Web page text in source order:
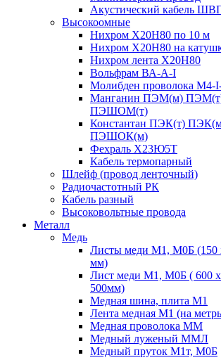
Акустический кабель
Высокоомные
Нихром Х20Н80 по 10 м
Нихром Х20Н80 на
Нихром лента Х20Н80
Вольфрам ВА-А-I
Молибден проволока
Манганин ПЭМ(м)
ПЭШОМ(т)
Константан ПЭК(т)
ПЭШОК(м)
Фехраль Х23Ю5Т
Кабель термопарный
Шлейф (провод ленточный)
Радиочастотный РК
Кабель разный
Высоковольтные провода
Металл
Медь
Листы меди М1, М0Б (150
мм)
Лист меди М1, М0Б ( 600
500мм)
Медная шина, плита М1
Лента медная М1 (на
Медная проволока ММ
Медный луженый ММЛ
Медный пруток М1т, М0Б